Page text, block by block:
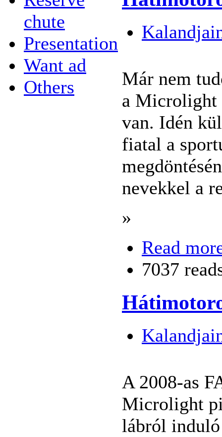
chute
Presentation
Want ad
Others
Már nem
a Microlight
van. Idén
fiatal a
nevekkel a
»
Read
7037
A 2008-as
Microlight
lábról